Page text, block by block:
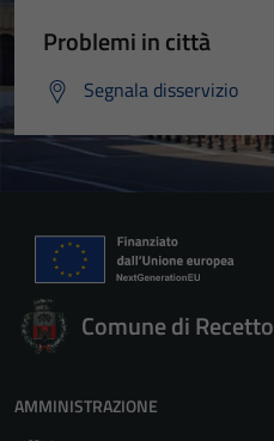
Problemi in città
Segnala disservizio
Comune di Recetto
AMMINISTRAZIONE